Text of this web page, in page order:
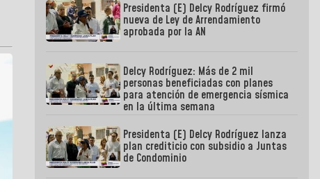
Presidenta (E) Delcy Rodríguez firmó
nueva de Ley de Arrendamiento
aprobada por la AN
Delcy Rodríguez: Más de 2 mil
personas beneficiadas con planes
para atención de emergencia sísmica
en la última semana
Presidenta (E) Delcy Rodríguez lanza
plan crediticio con subsidio a Juntas
de Condominio